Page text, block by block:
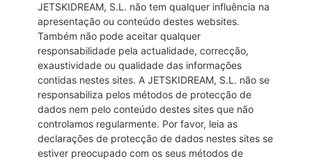
JETSKIDREAM, S.L. não tem qualquer influência na
apresentação ou conteúdo destes websites.
Também não pode aceitar qualquer
responsabilidade pela actualidade, correcção,
exaustividade ou qualidade das informações
contidas nestes sites. A JETSKIDREAM, S.L. não se
responsabiliza pelos métodos de protecção de
dados nem pelo conteúdo destes sites que não
controlamos regularmente. Por favor, leia as
declarações de protecção de dados nestes sites se
estiver preocupado com os seus métodos de